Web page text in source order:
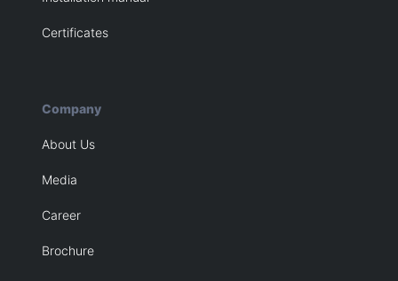
Certificates
Company
About Us
Media
Career
Brochure